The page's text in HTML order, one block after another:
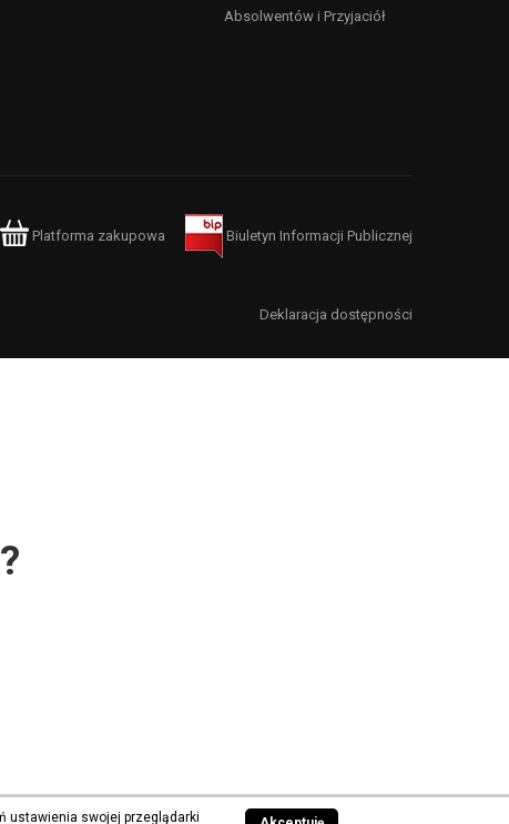
Absolwentów i Przyjaciół
Platforma zakupowa Biuletyn Informacji Publicznej
Deklaracja dostępności
ustawienia swojej przeglądarki